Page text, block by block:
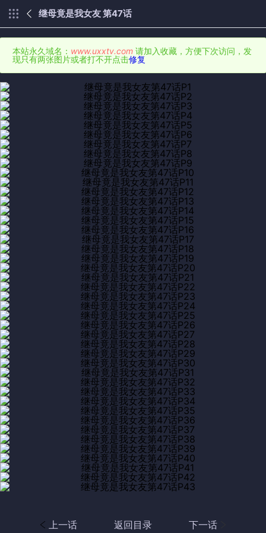
继母竟是我女友 第47话
本站永久域名： www.uxxtv.com 请加入收藏，方便下次访问，发
现只有两张图片或者打不开点击修复
上一话 返回目录 下一话